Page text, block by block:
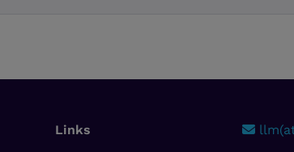
Links